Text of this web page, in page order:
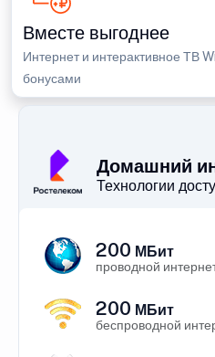
Вместе выгоднее
Интернет и интерактивное ТВ
бонусами
Домашний
Технологии
200 МБит
проводной
200 МБит
беспроводной